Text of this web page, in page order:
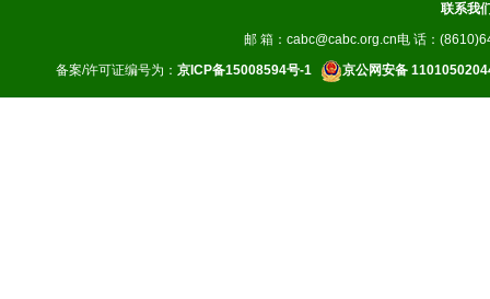
联系我
邮 箱：cabc@cabc.org.cn电 话：
备案/许可证编号为： 京ICP备15008594号-1 京公网安备